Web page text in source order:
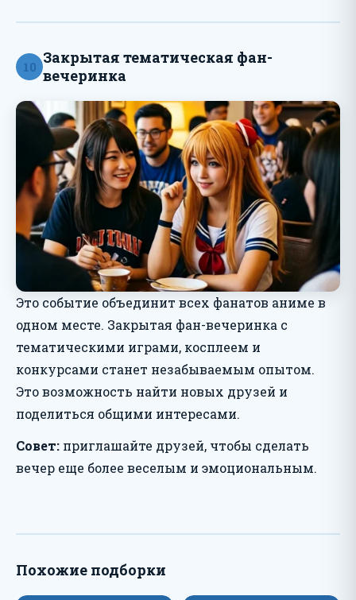
10 Закрытая тематическая фан-
вечеринка
Это событие объединит всех фанатов аниме в
одном месте. Закрытая фан-вечеринка с
тематическими играми, косплеем и
конкурсами станет незабываемым опытом.
Это возможность найти новых друзей и
поделиться общими интересами.
Совет: приглашайте друзей, чтобы сделать
вечер еще более веселым и эмоциональным.
Похожие подборки